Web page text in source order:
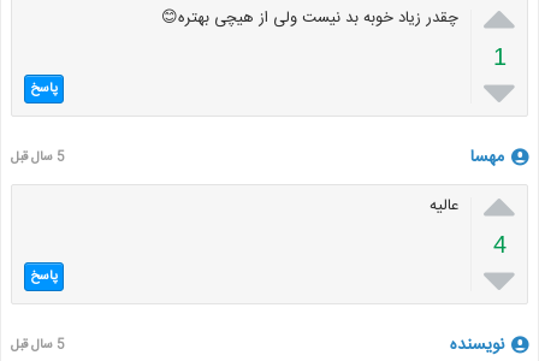

1

چقدر زیاد خوبه بد نیست ولی از هیچی بهتره😊
پاسخ
مهسا 5 سال قبل

4

عالیه
پاسخ
نویسنده 5 سال قبل